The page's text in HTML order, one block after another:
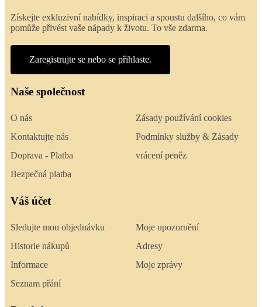
Získejte exkluzivní nabídky, inspiraci a spoustu dalšího, co vám
pomůže přivést vaše nápady k životu. To vše zdarma.
Zaregistrujte se nebo se přihlaste.
Naše společnost
O nás
Kontaktujte nás
Doprava - Platba
Bezpečná platba
Zásady používání cookies
Podmínky služby & Zásady
vrácení peněz
Váš účet
Sledujte mou objednávku
Historie nákupů
Informace
Seznam přání
Moje upozornění
Adresy
Moje zprávy